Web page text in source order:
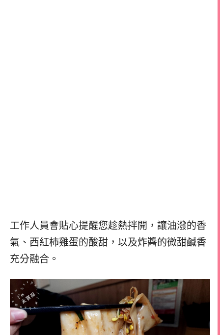
工作人員會貼心提醒您趁熱拌開，讓油潑的香
氣、西紅柿雞蛋的酸甜，以及炸醬的微甜鹹香
充分融合。